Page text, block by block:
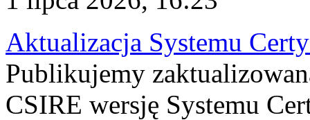
Aktualizacja Systemu
Publikujemy
CSIRE wersję Systemu